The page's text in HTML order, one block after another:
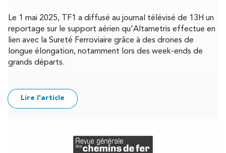
Le 1 mai 2025, TF1 a diffusé au journal télévisé de 13H un
reportage sur le support aérien qu'Altametris effectue en
lien avec la Sureté Ferroviaire grâce à des drones de
longue élongation, notamment lors des week-ends de
grands départs.
Lire l'article